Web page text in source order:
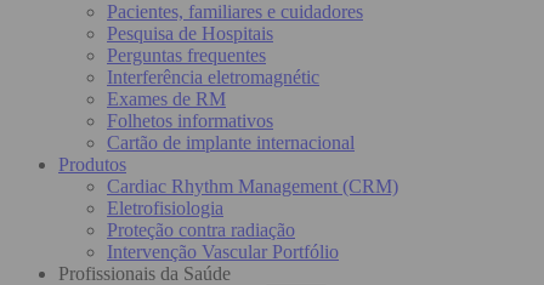
Pacientes, familiares e cuidadores
Pesquisa de Hospitais
Perguntas frequentes
Interferência eletromagnétic
Exames de RM
Folhetos informativos
Cartão de implante internacional
Produtos
Cardiac Rhythm Management (CRM)
Eletrofisiologia
Proteção contra radiação
Intervenção Vascular Portfólio
Profissionais da Saúde